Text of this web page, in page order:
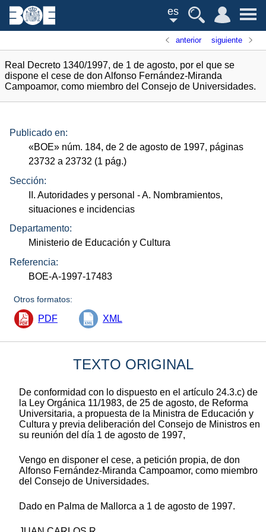
es
anterior siguiente
Real Decreto 1340/1997, de 1 de agosto, por el que se
dispone el cese de don Alfonso Fernández-Miranda
Campoamor, como miembro del Consejo de Universidades.
Publicado en:
«BOE» núm. 184, de 2 de agosto de 1997, páginas
23732 a 23732 (1 pág.)
Sección:
II. Autoridades y personal - A. Nombramientos,
situaciones e incidencias
Departamento:
Ministerio de Educación y Cultura
Referencia:
BOE-A-1997-17483
Otros formatos:
PDF XML
TEXTO ORIGINAL
De conformidad con lo dispuesto en el artículo 24.3.c) de
la Ley Orgánica 11/1983, de 25 de agosto, de Reforma
Universitaria, a propuesta de la Ministra de Educación y
Cultura y previa deliberación del Consejo de Ministros en
su reunión del día 1 de agosto de 1997,
Vengo en disponer el cese, a petición propia, de don
Alfonso Fernández-Miranda Campoamor, como miembro
del Consejo de Universidades.
Dado en Palma de Mallorca a 1 de agosto de 1997.